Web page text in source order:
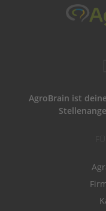
AgroBrain ist